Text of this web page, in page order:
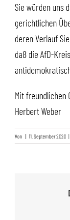
Sie würden uns
gerichtlichen
deren Verlauf
daß die AfD-
Mit freundlichen
Herbert Weber
Von | 11. September 2020 |